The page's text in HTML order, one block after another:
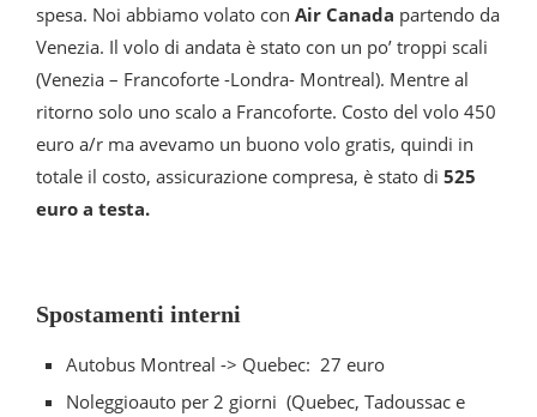
spesa. Noi abbiamo volato con Air Canada partendo da
Venezia. Il volo di andata è stato con un po’ troppi scali
(Venezia – Francoforte -Londra- Montreal). Mentre al
ritorno solo uno scalo a Francoforte. Costo del volo 450
euro a/r ma avevamo un buono volo gratis, quindi in
totale il costo, assicurazione compresa, è stato di 525
euro a testa.
Spostamenti interni
Autobus Montreal -> Quebec: 27 euro
Noleggioauto per 2 giorni (Quebec, Tadoussac e